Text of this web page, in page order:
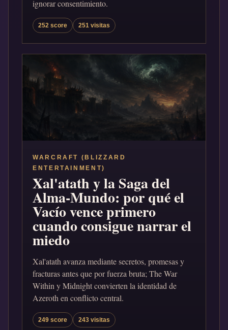
ignorar consentimiento.
252 score 251 visitas
WARCRAFT (BLIZZARD
ENTERTAINMENT)
Xal'atath y la Saga del
Alma-Mundo: por qué el
Vacío vence primero
cuando consigue narrar el
miedo
Xal'atath avanza mediante secretos, promesas y
fracturas antes que por fuerza bruta; The War
Within y Midnight convierten la identidad de
Azeroth en conflicto central.
249 score 243 visitas